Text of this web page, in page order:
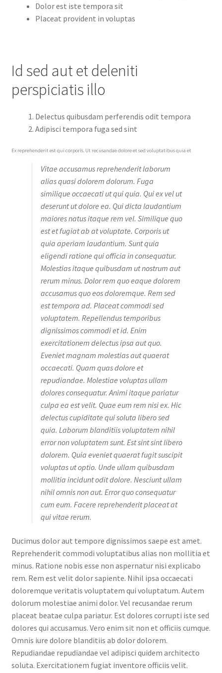
Dolor est iste tempora sit
Placeat provident in voluptas
Id sed aut et deleniti
perspiciatis illo
Delectus quibusdam perferendis odit tempora
Adipisci tempora fuga sed sint
Ex reprehenderit est qui corporis. Ut recusandae dolore et sed voluptatibus quia et
Vitae accusamus reprehenderit laborum
alias quasi dolorem dolorum. Fuga
similique occaecati ut qui quia. Qui ex vel ut
deserunt ut dolore ea. Qui dicta laudantium
maiores natus itaque rem vel. Similique quo
est et fugiat ab at voluptate. Corporis ut
quia aperiam laudantium. Sunt quia
eligendi ratione qui officia in consequatur.
Molestias itaque quibusdam ut nostrum aut
rerum minus. Dolor rem quo eaque dolorem
accusamus quo eos doloremque. Rem sed
est tempora ad. Placeat commodi sed
voluptatem. Repellendus temporibus
dignissimos commodi et id. Enim
exercitationem delectus ipsa aut quo.
Eveniet magnam molestias aut quaerat
occaecati. Quam quas dolore et
repudiandae. Molestiae voluptas ullam
dolores consequatur. Animi itaque pariatur
culpa ea est velit. Quae eum rem nisi ex. Hic
delectus cupiditate qui soluta libero sed
quia. Laborum blanditiis voluptatem nihil
error non voluptatem sunt. Est sint sint libero
dolorem. Quia eveniet quaerat fugit suscipit
voluptas ut optio. Unde ullam quibusdam
mollitia incidunt odit dolore. Nesciunt ullam
nihil omnis non aut. Error quo consequatur
cum eum. Facere reprehenderit placeat at
qui vitae rerum.
Ducimus dolor aut tempore dignissimos saepe est amet.
Reprehenderit commodi voluptatibus alias non mollitia et
minus. Ratione nobis esse non aspernatur nisi explicabo
rem. Rem est velit dolor sapiente. Nihil ipsa occaecati
doloremque veritatis voluptatem qui voluptatum. Autem
dolorum molestiae animi dolor. Vel recusandae rerum
placeat beatae culpa pariatur. Est dolores corrupti iste sed
dolores qui accusamus. Vero enim sit non et officiis cumque.
Omnis iure dolore blanditiis ab dolor dolorem.
Repudiandae repudiandae vel adipisci quidem architecto
soluta. Exercitationem fugiat inventore officiis velit.